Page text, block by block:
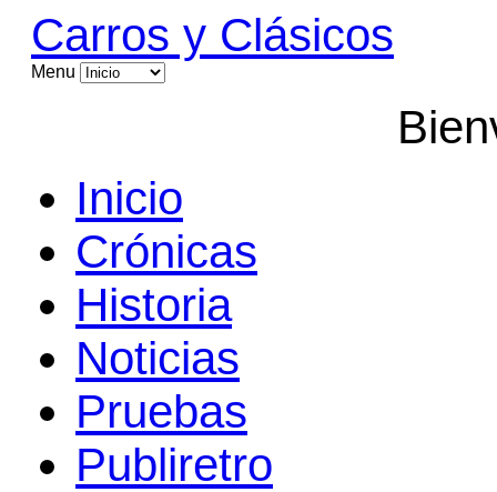
Carros y Clásicos
Menu
Inicio
Crónicas
Historia
Noticias
Pruebas
Publiretro